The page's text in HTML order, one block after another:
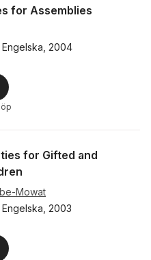
for Assemblies
Engelska 2004
for Gifted and
Mowat
Engelska 2003